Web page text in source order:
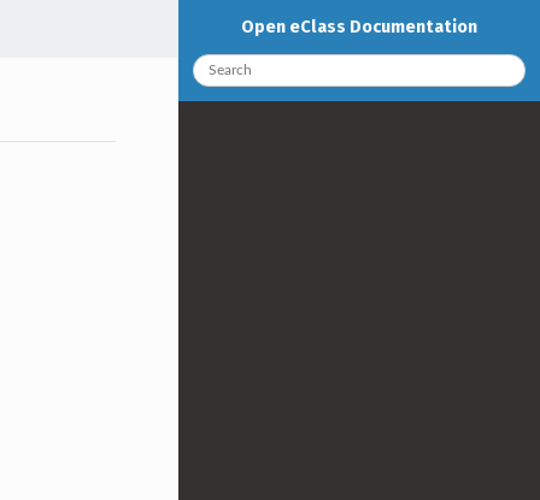
Open eClass Documentation